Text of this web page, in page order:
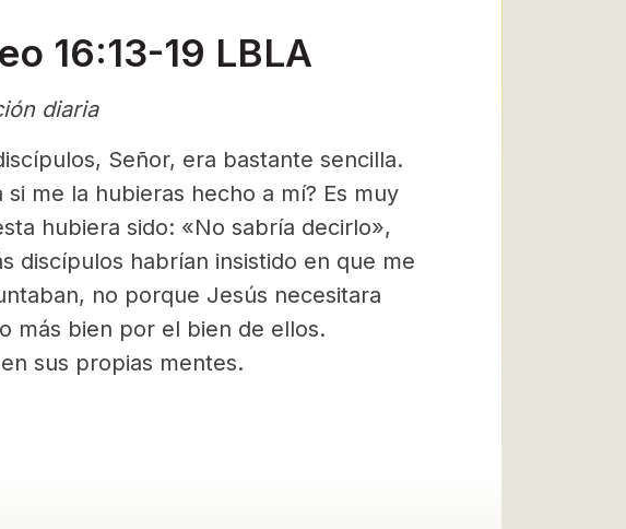
16:13-19 LBLA
diaria
Señor, era bastante sencilla.
me la hubieras hecho a mí? Es muy
hubiera sido: «No sabría decirlo»,
discípulos habrían insistido en que me
no porque Jesús necesitara
más bien por el bien de ellos.
sus propias mentes.